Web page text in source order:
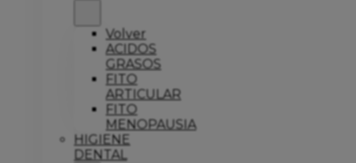
Volver
ACIDOS
GRASOS
FITO
ARTICULAR
FITO
MENOPAUSIA
HIGIENE
DENTAL